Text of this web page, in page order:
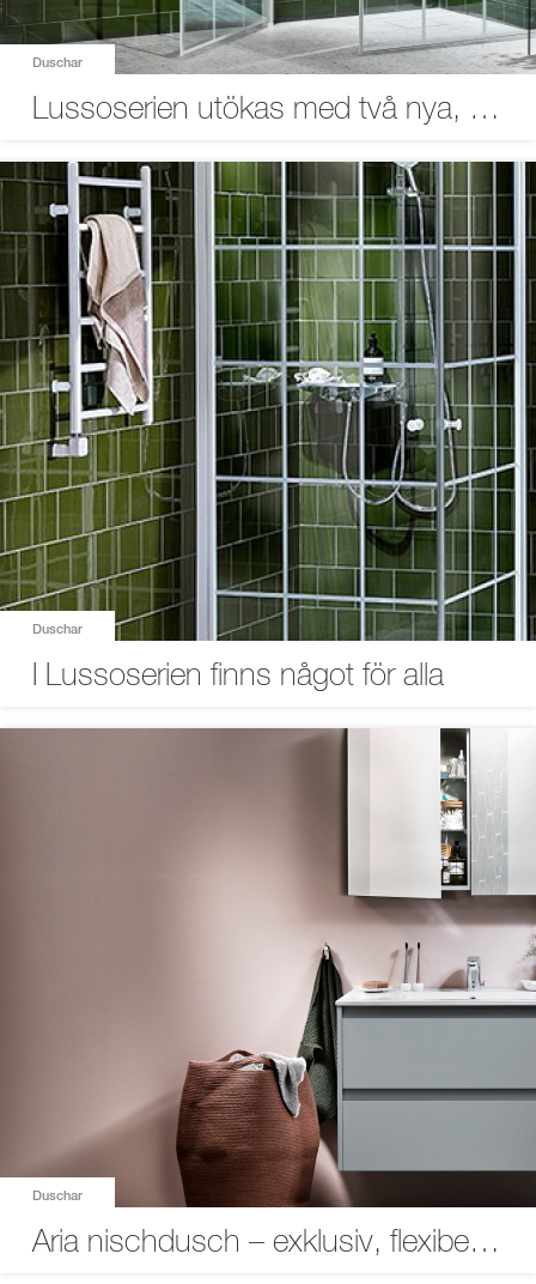
Duschar
Lussoserien utökas med två nya, vita duschväggar
Duschar
I Lussoserien finns något för alla
Duschar
Aria nischdusch – exklusiv, flexibel och yteffektiv